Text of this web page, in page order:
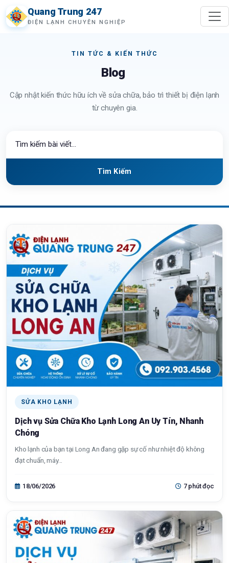
Quang Trung 247
ĐIỆN LẠNH CHUYÊN NGHIỆP
TIN TỨC & KIẾN THỨC
Blog
Cập nhật kiến thức hữu ích về sửa chữa, bảo trì thiết bị điện lạnh
từ chuyên gia.
Tìm Kiếm
SỬA KHO LẠNH
Dịch vụ Sửa Chữa Kho Lạnh Long An Uy Tín, Nhanh
Chóng
Kho lạnh của bạn tại Long An đang gặp sự cố như nhiệt độ không
đạt chuẩn, máy...
18/06/2026 7 phút đọc